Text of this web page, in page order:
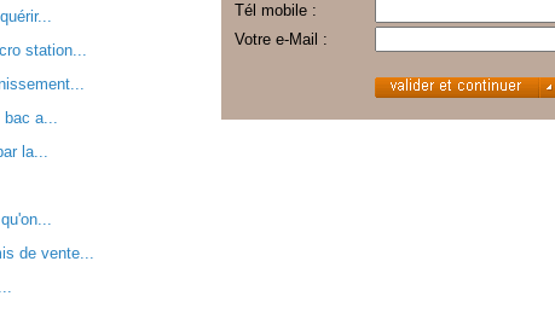
station...
bac a...
la...
de vente...
Tél mobile :
Votre e-Mail :